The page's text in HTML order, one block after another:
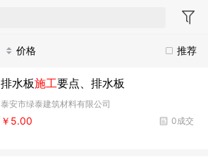
推荐
价格
排水板施工要点、排水板
泰安市绿泰建筑材料有限公司
0成交
￥5.00